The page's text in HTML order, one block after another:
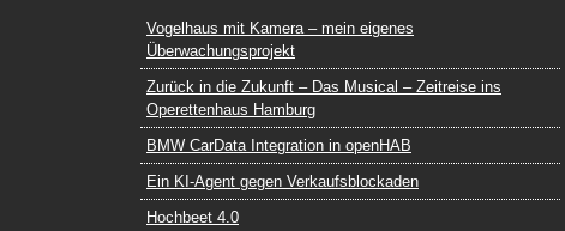
Vogelhaus mit Kamera – mein eigenes
Überwachungsprojekt
Zurück in die Zukunft – Das Musical – Zeitreise ins
Operettenhaus Hamburg
BMW CarData Integration in openHAB
Ein KI-Agent gegen Verkaufsblockaden
Hochbeet 4.0